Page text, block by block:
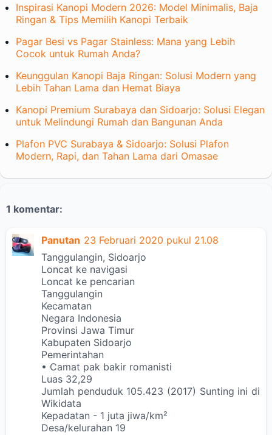
Inspirasi Kanopi Modern 2026: Model Minimalis, Baja
Ringan & Tips Memilih Kanopi Terbaik
Pagar Besi vs Pagar Stainless: Mana yang Lebih
Cocok untuk Rumah Anda?
Keunggulan Kanopi Baja Ringan: Solusi Modern yang
Lebih Tahan Lama dan Hemat Biaya
Kanopi Premium Surabaya dan Sidoarjo: Solusi Elegan
untuk Melindungi Rumah dan Bangunan Anda
Plafon PVC Surabaya & Sidoarjo: Solusi Plafon
Modern, Rapi, dan Tahan Lama dari Omasae
1 komentar:
Panutan 23 Februari 2020 pukul 21.08
Tanggulangin, Sidoarjo
Loncat ke navigasi
Loncat ke pencarian
Tanggulangin
Kecamatan
Negara Indonesia
Provinsi Jawa Timur
Kabupaten Sidoarjo
Pemerintahan
• Camat pak bakir romanisti
Luas 32,29
Jumlah penduduk 105.423 (2017) Sunting ini di
Wikidata
Kepadatan - 1 juta jiwa/km²
Desa/kelurahan 19